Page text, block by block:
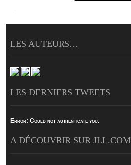
LES AUTEURS…
LES DERNIERS TWEETS
Error: Could not authenticate you.
A DÉCOUVRIR SUR JLL.COM